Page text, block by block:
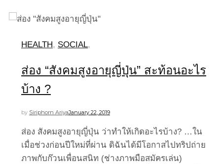
HEALTH, SOCIAL,
ส่อง “สังคมสูงอายุญี่ปุ่น” สะท้อนอะไร
บ้าง ?
by Siriphorn AriyaJanuary 22, 2019
ส่อง สังคมสูงอายุญี่ปุ่น ว่าทำให้เกิดอะไรบ้าง? …ใน
เมื่อช่วงก่อนปีใหม่ที่ผ่าน ดิฉันได้มีโอกาสไปทริปถ่าย
ภาพกับก๊วนเพื่อนสนิท (ช่างภาพมือสมัครเล่น)